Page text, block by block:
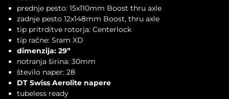
prednje pesto: 15x110mm Boost thru axle
zadnje pesto 12x148mm Boost, thru axle
tip pritrditve rotorja: Centerlock
tip račne: Sram XD
dimenzija: 29”
notranja širina: 30mm
število naper: 28
DT Swiss Aerolite napere
tubeless ready